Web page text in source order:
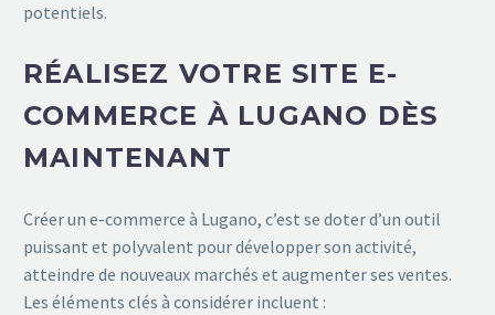
potentiels.
RÉALISEZ VOTRE SITE E-
COMMERCE À LUGANO DÈS
MAINTENANT
Créer un e-commerce à Lugano, c’est se doter d’un outil
puissant et polyvalent pour développer son activité,
atteindre de nouveaux marchés et augmenter ses ventes.
Les éléments clés à considérer incluent :